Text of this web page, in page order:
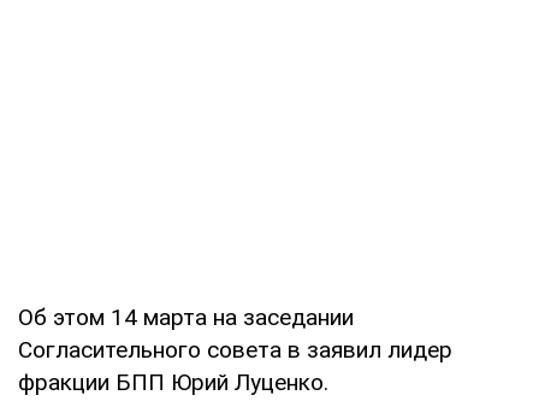
Об этом 14 марта на заседании
Согласительного совета в заявил лидер
фракции БПП Юрий Луценко.